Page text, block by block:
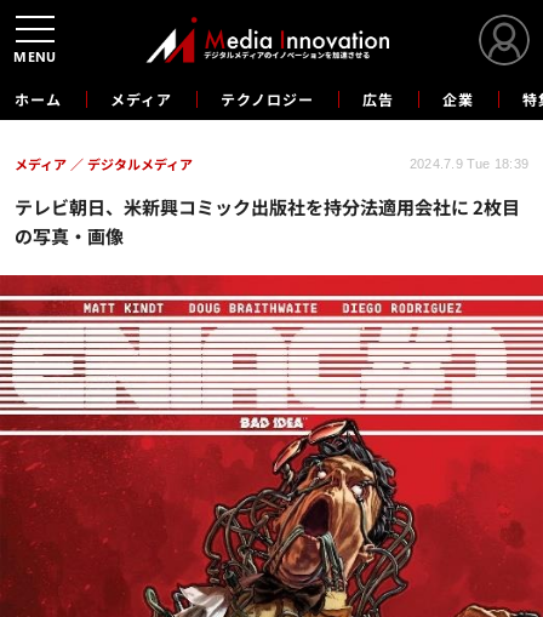
ホーム メディア テクノロジー 広告 企業 特
テレビ朝日、米新興コミック出版社を持分法適用会社に 2枚目
の写真・画像
メディア デジタルメディア 2024.7.9 Tue 18:39
MENU